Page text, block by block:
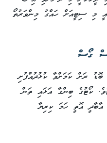
މި ސިޓީއަށް ހައްގު މިންވަރުތޯ
ގޯސް
ރަށް ކަމަށްވާ ކުޅުދުއްފުށި
ކޯޓުގެ ބިންގާ އަޅައި ތަން
އާބާދީ އޮތީ ހަމަ ކިރިޔާ